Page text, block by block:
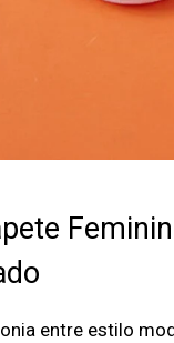
entre estilo